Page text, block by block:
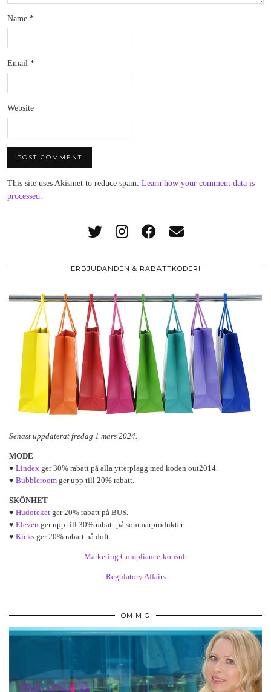
Name *
Email *
Website
This site uses Akismet to reduce spam. Learn how your comment data is
processed.
ERBJUDANDEN & RABATTKODER!
Senast uppdaterat fredag 1 mars 2024.
MODE
♥ Lindex ger 30% rabatt på alla ytterplagg med koden out2014.
♥ Bubbleroom ger upp till 20% rabatt.
SKÖNHET
♥ Hudoteket ger 20% rabatt på BUS.
♥ Eleven ger upp till 30% rabatt på sommarprodukter.
♥ Kicks ger 20% rabatt på doft.
Marketing Compliance-konsult
Regulatory Affairs
OM MIG